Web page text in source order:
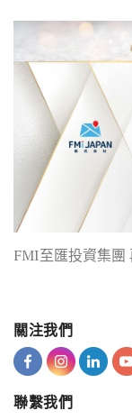
FMI至匯投資集團
關注我們
聯繫我們